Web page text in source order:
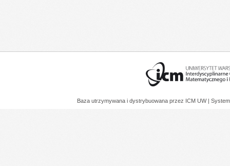
Baza utrzymywana i dystrybuowana przez ICM UW |